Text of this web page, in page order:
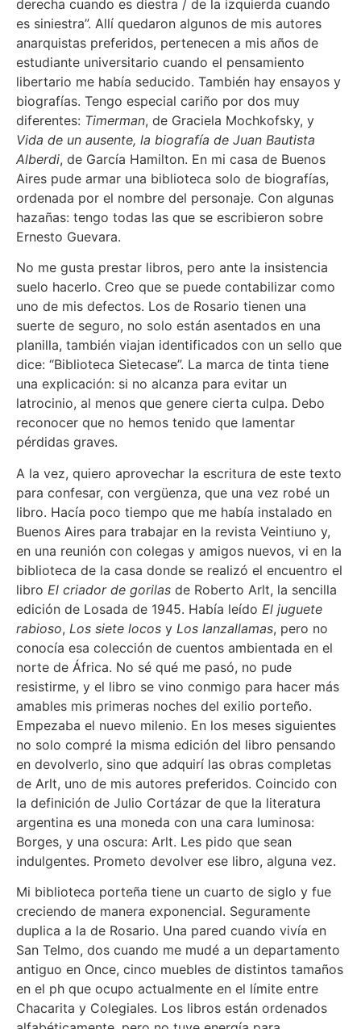
derecha cuando es diestra / de la izquierda cuando
es siniestra”. Allí quedaron algunos de mis autores
anarquistas preferidos, pertenecen a mis años de
estudiante universitario cuando el pensamiento
libertario me había seducido. También hay ensayos y
biografías. Tengo especial cariño por dos muy
diferentes: Timerman, de Graciela Mochkofsky, y
Vida de un ausente, la biografía de Juan Bautista
Alberdi, de García Hamilton. En mi casa de Buenos
Aires pude armar una biblioteca solo de biografías,
ordenada por el nombre del personaje. Con algunas
hazañas: tengo todas las que se escribieron sobre
Ernesto Guevara.
No me gusta prestar libros, pero ante la insistencia
suelo hacerlo. Creo que se puede contabilizar como
uno de mis defectos. Los de Rosario tienen una
suerte de seguro, no solo están asentados en una
planilla, también viajan identificados con un sello que
dice: “Biblioteca Sietecase”. La marca de tinta tiene
una explicación: si no alcanza para evitar un
latrocinio, al menos que genere cierta culpa. Debo
reconocer que no hemos tenido que lamentar
pérdidas graves.
A la vez, quiero aprovechar la escritura de este texto
para confesar, con vergüenza, que una vez robé un
libro. Hacía poco tiempo que me había instalado en
Buenos Aires para trabajar en la revista Veintiuno y,
en una reunión con colegas y amigos nuevos, vi en la
biblioteca de la casa donde se realizó el encuentro el
libro El criador de gorilas de Roberto Arlt, la sencilla
edición de Losada de 1945. Había leído El juguete
rabioso, Los siete locos y Los lanzallamas, pero no
conocía esa colección de cuentos ambientada en el
norte de África. No sé qué me pasó, no pude
resistirme, y el libro se vino conmigo para hacer más
amables mis primeras noches del exilio porteño.
Empezaba el nuevo milenio. En los meses siguientes
no solo compré la misma edición del libro pensando
en devolverlo, sino que adquirí las obras completas
de Arlt, uno de mis autores preferidos. Coincido con
la definición de Julio Cortázar de que la literatura
argentina es una moneda con una cara luminosa:
Borges, y una oscura: Arlt. Les pido que sean
indulgentes. Prometo devolver ese libro, alguna vez.
Mi biblioteca porteña tiene un cuarto de siglo y fue
creciendo de manera exponencial. Seguramente
duplica a la de Rosario. Una pared cuando vivía en
San Telmo, dos cuando me mudé a un departamento
antiguo en Once, cinco muebles de distintos tamaños
en el ph que ocupo actualmente en el límite entre
Chacarita y Colegiales. Los libros están ordenados